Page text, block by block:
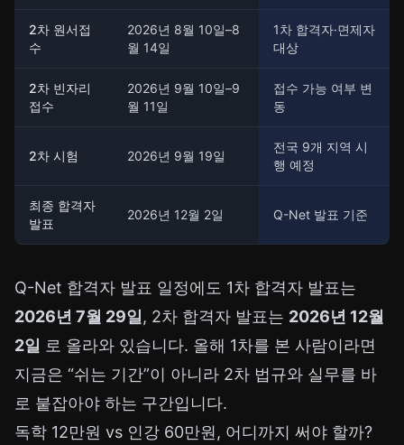
2차 원서접
수
2026년 8월 10일–8
월 14일
1차 합격자·면제자
대상
2차 빈자리
접수
2026년 9월 10일–9
월 11일
접수 가능 여부 변
동
2차 시험 2026년 9월 19일
전국 9개 지역 시
행 예정
최종 합격자
발표
2026년 12월 2일 Q-Net 발표 기준
Q-Net 합격자 발표 일정에도 1차 합격자 발표는
2026년 7월 29일, 2차 합격자 발표는 2026년 12월
2일 로 올라와 있습니다. 올해 1차를 본 사람이라면
지금은 “쉬는 기간”이 아니라 2차 법규와 실무를 바
로 붙잡아야 하는 구간입니다.
독학 12만원 vs 인강 60만원, 어디까지 써야 할까?